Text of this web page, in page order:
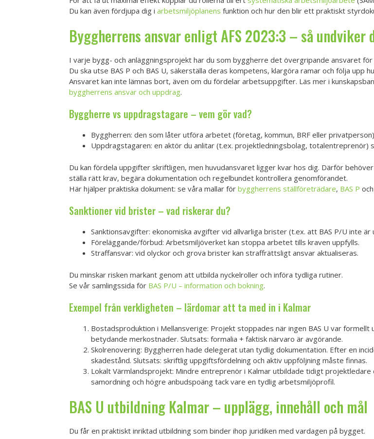
Du kan även fördjupa dig i arbetsmiljöplanens funktion och hur den blir ett praktiskt
Byggherrens ansvar enligt AFS 2023:3 – så undviker
I varje bygg- och anläggningsprojekt har du som byggherre det övergripande ansvaret
Du ska utse BAS P och BAS U, säkerställa deras kompetens, klargöra ramar och följa upp
Ansvaret kan inte lämnas bort, även om du fördelar arbetsuppgifter. Läs mer i
byggherrens ansvar och uppdrag.
Byggherre vs uppdragstagare – vem gör vad?
Byggherren: den som låter utföra arbetet (företag, kommun, BRF eller
Uppdragstagaren: en aktör du anlitar (t.ex. projektledningsbolag,
Du kan fördela uppgifter skriftligen, men huvudansvaret ligger kvar hos dig. Därför
ställa rätt krav, begära dokumentation och regelbundet kontrollera genomförandet.
Här hjälper praktiska dokument: se våra mallar för byggherrens ställföreträdare, BAS P och
Sanktioner vid brister – vad riskerar du?
Sanktionsavgifter: ekonomiska avgifter vid allvarliga brister (t.ex. att BAS P/U inte
Föreläggande/förbud: Arbetsmiljöverket kan stoppa arbetet tills kraven uppfylls.
Straffansvar: vid olyckor och grova brister kan straffrättsligt ansvar aktualiseras.
Du minskar risken markant genom att utbilda nyckelroller och införa tydliga rutiner.
Se vår samlingssida för BAS P/U – information och bokning.
Exempel från verkligheten – lärdomar att ta med in i Kalmar
Bostadsproduktion i Mellansverige: Projekt stoppades när ingen BAS U var
betydande merkostnader. Slutsats: formalia + faktisk närvaro är avgörande.
Skolrenovering: Byggherren hade delegerat utan tydlig dokumentation. Efter en
skadestånd. Slutsats: skriftlig uppgiftsfördelning och aktiv uppföljning måste finnas.
Lokalt Värmlandsprojekt: Mindre entreprenör i Kalmar utbildade tidigt
samordning och högre anbudspoäng tack vare en tydlig arbetsmiljöprofil.
BAS U utbildning Kalmar – upplägg, innehåll och mål
Du får en praktiskt inriktad utbildning som binder ihop juridiken med vardagen på bygget.